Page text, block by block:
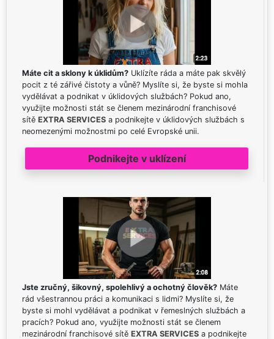
Máte cit a sklony k úklidům? Uklízíte ráda a máte pak skvělý
pocit z té zářivé čistoty a vůně? Myslíte si, že byste si mohla
vydělávat a podnikat v úklidových službách? Pokud ano,
využijte možnosti stát se členem mezinárodní franchisové
sítě EXTRA SERVICES a podnikejte v úklidových službách s
neomezenými možnostmi po celé Evropské unii.
Podnikejte v uklízení
Jste zručný, šikovný, spolehlivý a ochotný člověk? Máte
rád všestrannou práci a komunikaci s lidmi? Myslíte si, že
byste si mohl vydělávat a podnikat v řemeslných službách a
pracích? Pokud ano, využijte možnosti stát se členem
mezinárodní franchisové sítě EXTRA SERVICES a podnikejte